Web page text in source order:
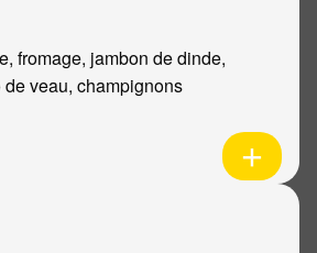
fromage, jambon de dinde,
veau, champignons